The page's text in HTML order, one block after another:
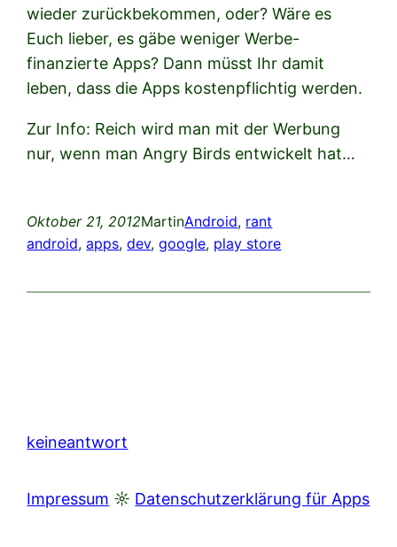
wieder zurückbekommen, oder? Wäre es
Euch lieber, es gäbe weniger Werbe-
finanzierte Apps? Dann müsst Ihr damit
leben, dass die Apps kostenpflichtig werden.
Zur Info: Reich wird man mit der Werbung
nur, wenn man Angry Birds entwickelt hat…
Oktober 21, 2012MartinAndroid, rant
android, apps, dev, google, play store
keineantwort
Impressum ☼ Datenschutzerklärung für Apps